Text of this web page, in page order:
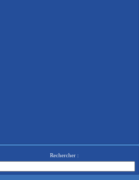
Rechercher :